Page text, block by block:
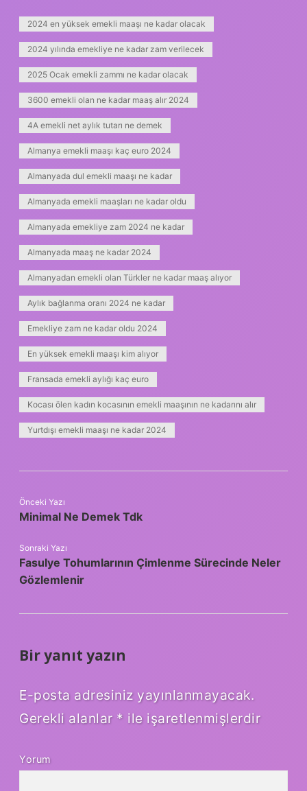
2024 en yüksek emekli maaşı ne kadar olacak
2024 yılında emekliye ne kadar zam verilecek
2025 Ocak emekli zammı ne kadar olacak
3600 emekli olan ne kadar maaş alır 2024
4A emekli net aylık tutarı ne demek
Almanya emekli maaşı kaç euro 2024
Almanyada dul emekli maaşı ne kadar
Almanyada emekli maaşları ne kadar oldu
Almanyada emekliye zam 2024 ne kadar
Almanyada maaş ne kadar 2024
Almanyadan emekli olan Türkler ne kadar maaş alıyor
Aylık bağlanma oranı 2024 ne kadar
Emekliye zam ne kadar oldu 2024
En yüksek emekli maaşı kim alıyor
Fransada emekli aylığı kaç euro
Kocası ölen kadın kocasının emekli maaşının ne kadarını alır
Yurtdışı emekli maaşı ne kadar 2024
Önceki Yazı
Minimal Ne Demek Tdk
Sonraki Yazı
Fasulye Tohumlarının Çimlenme Sürecinde Neler
Gözlemlenir
Bir yanıt yazın
E-posta adresiniz yayınlanmayacak.
Gerekli alanlar * ile işaretlenmişlerdir
Yorum